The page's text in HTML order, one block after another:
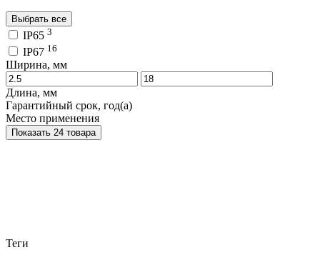
Выбрать все
IP65 3
IP67 16
Ширина, мм
Длина, мм
Гарантийный срок, год(а)
Место применения
Показать 24 товара
Теги